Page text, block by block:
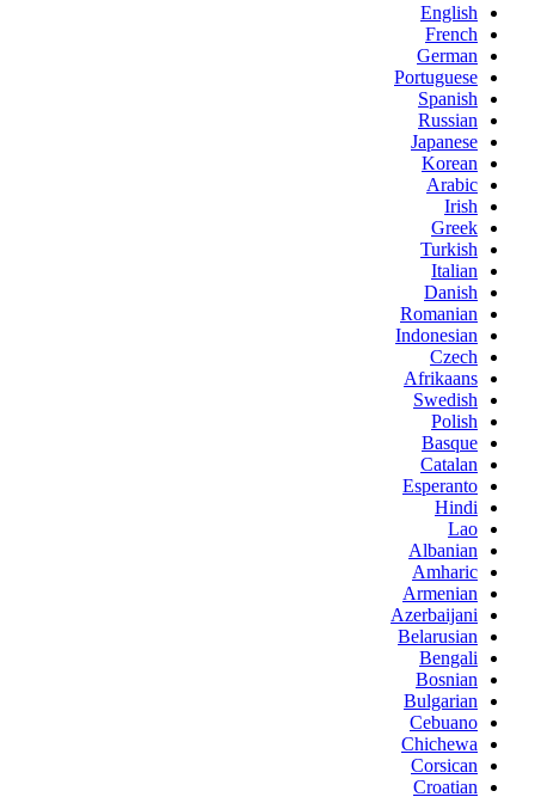
English
French
German
Portuguese
Spanish
Russian
Japanese
Korean
Arabic
Irish
Greek
Turkish
Italian
Danish
Romanian
Indonesian
Czech
Afrikaans
Swedish
Polish
Basque
Catalan
Esperanto
Hindi
Lao
Albanian
Amharic
Armenian
Azerbaijani
Belarusian
Bengali
Bosnian
Bulgarian
Cebuano
Chichewa
Corsican
Croatian